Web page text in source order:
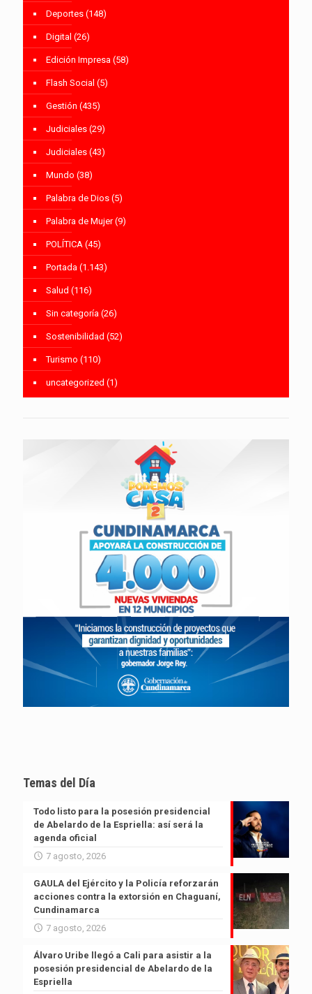
Deportes (148)
Digital (26)
Edición Impresa (58)
Flash Social (5)
Gestión (435)
Judiciales (29)
Judiciales (43)
Mundo (38)
Palabra de Dios (5)
Palabra de Mujer(9)
POLÍTICA (45)
Portada (1.143)
Salud (116)
Sin categoría (26)
Sostenibilidad (52)
Turismo (110)
uncategorized (1)
Temas del Día
Todo listo para la posesión presidencial
de Abelardo de la Espriella: así será la
agenda oficial
7 agosto, 2026
GAULA del Ejército y la Policía reforzarán
acciones contra la extorsión en Chaguaní,
Cundinamarca
7 agosto, 2026
Álvaro Uribe llegó a Cali para asistir a la
posesión presidencial de Abelardo de la
Espriella